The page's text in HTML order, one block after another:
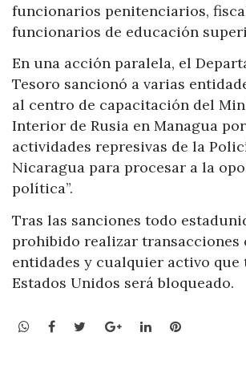
funcionarios penitenciarios,
funcionarios de educación
En una acción paralela, el
Tesoro sancionó a varias
al centro de capacitación del
Interior de Rusia en Managua
actividades represivas de la
Nicaragua para procesar a la
política”.
Tras las sanciones todo
prohibido realizar transacciones
entidades y cualquier activo que
Estados Unidos será bloqueado.
WhatsApp
Facebook
TwitterGoogle+LinkedInPinterest